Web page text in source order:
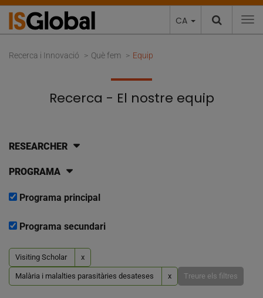
CA
Recerca i Innovació Què fem Equip
Recerca - El nostre equip
RESEARCHER
PROGRAMA
Programa principal
Programa secundari
Visiting Scholar x
Malària i malalties parasitàries desateses x Treure els filtres